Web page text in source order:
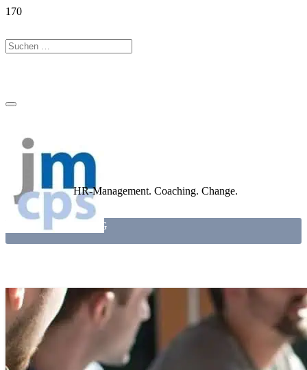
HR-Management. Coaching. Change.
TEAMCOACHING